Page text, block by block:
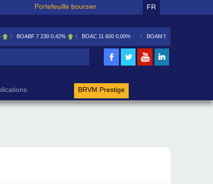
Portefeuille boursier FR
7 230 0,42% BOAC 11 600 0,00% BOAM 5 585 0,09%
BRVM Prestige